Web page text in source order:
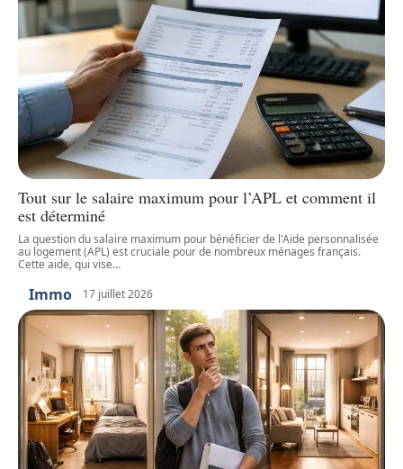
Tout sur le salaire maximum pour l’APL et comment il
est déterminé
La question du salaire maximum pour bénéficier de l'Aide personnalisée
au logement (APL) est cruciale pour de nombreux ménages français.
Cette aide, qui vise…
Immo 17 juillet 2026